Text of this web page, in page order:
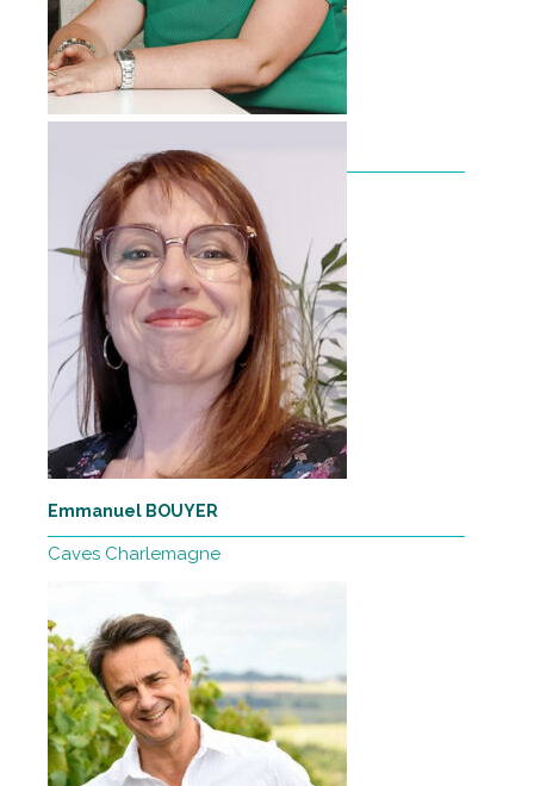
Laurine PAYRAUDEAU
LÔRINE –En savoir plus
Emmanuel BOUYER
Caves Charlemagne